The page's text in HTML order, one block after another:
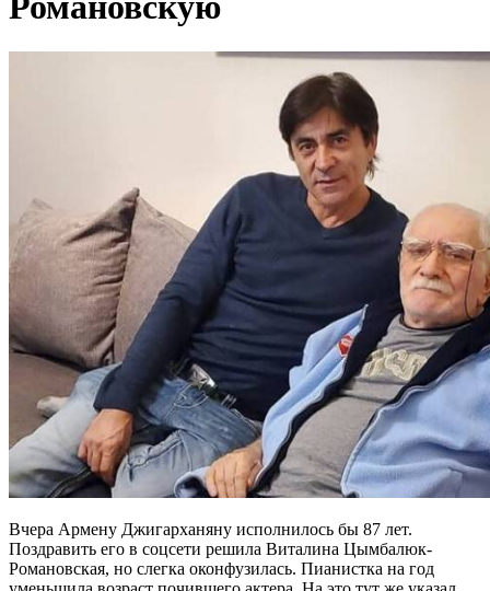
Вчера Армену Джигарханяну исполнилось бы 87 лет.
Поздравить его в соцсети решила Виталина Цымбалюк-
Романовская, но слегка оконфузилась. Пианистка на год